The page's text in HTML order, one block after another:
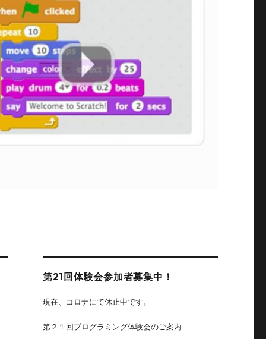
第21回体験会参加者募集中！
現在、コロナにて休止中です。
第２１回プログラミング体験会のご案内